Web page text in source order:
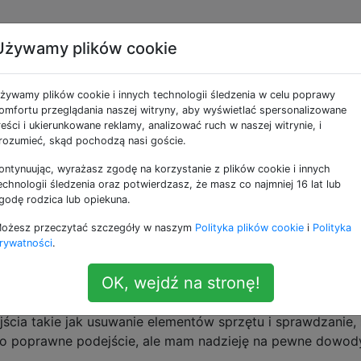
zawieszenie
się na mnie mój system Mint 18.2 - dwa razy
raz. Ekran blokuje się, dźwięk powtarza krótki
ponownym uruchomieniu wszystko wydaje się działać
mi się wcześniej w tym systemie.
, ale nie mogę znaleźć śladów „zbliżającego się
dotyczących tego, co się stało?
takie jak usuwanie elementów sprzętu i sprawdzanie,
poprawne podejście, ale mam nadzieję na pewne
plików cookie
plików cookie i innych technologii śledzenia w celu poprawy
przeglądania naszej witryny, aby wyświetlać spersonalizowane
i ukierunkowane reklamy, analizować ruch w naszej witrynie, i
skąd pochodzą nasi goście.
wyrażasz zgodę na korzystanie z plików cookie i innych
śledzenia oraz potwierdzasz, że masz co najmniej 16 lat lub
rodzica lub opiekuna.
przeczytać szczegóły w naszym Polityka plików cookie i Polityka
.
OK, wejdź na stronę!